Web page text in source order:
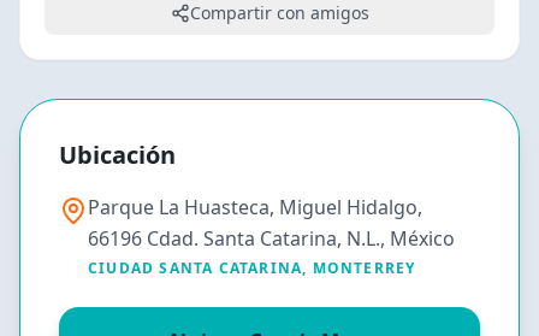
Compartir con amigos
Ubicación
Parque La Huasteca, Miguel Hidalgo,
66196 Cdad. Santa Catarina, N.L., México
CIUDAD SANTA CATARINA, MONTERREY